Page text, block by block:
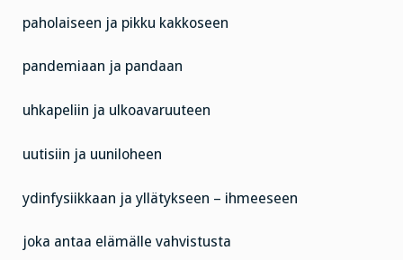
paholaiseen ja pikku kakkoseen
pandemiaan ja pandaan
uhkapeliin ja ulkoavaruuteen
uutisiin ja uuniloheen
ydinfysiikkaan ja yllätykseen – ihmeeseen
joka antaa elämälle vahvistusta